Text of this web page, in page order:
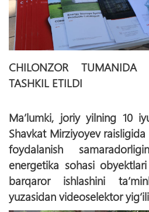
CHILONZOR TUMANIDA
TASHKIL ETILDI
Ma’lumki, joriy yilning 10
Shavkat Mirziyoyev
foydalanish
energetika sohasi
barqaror ishlashini
yuzasidan videoselektor